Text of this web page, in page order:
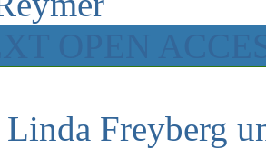
Freyberg